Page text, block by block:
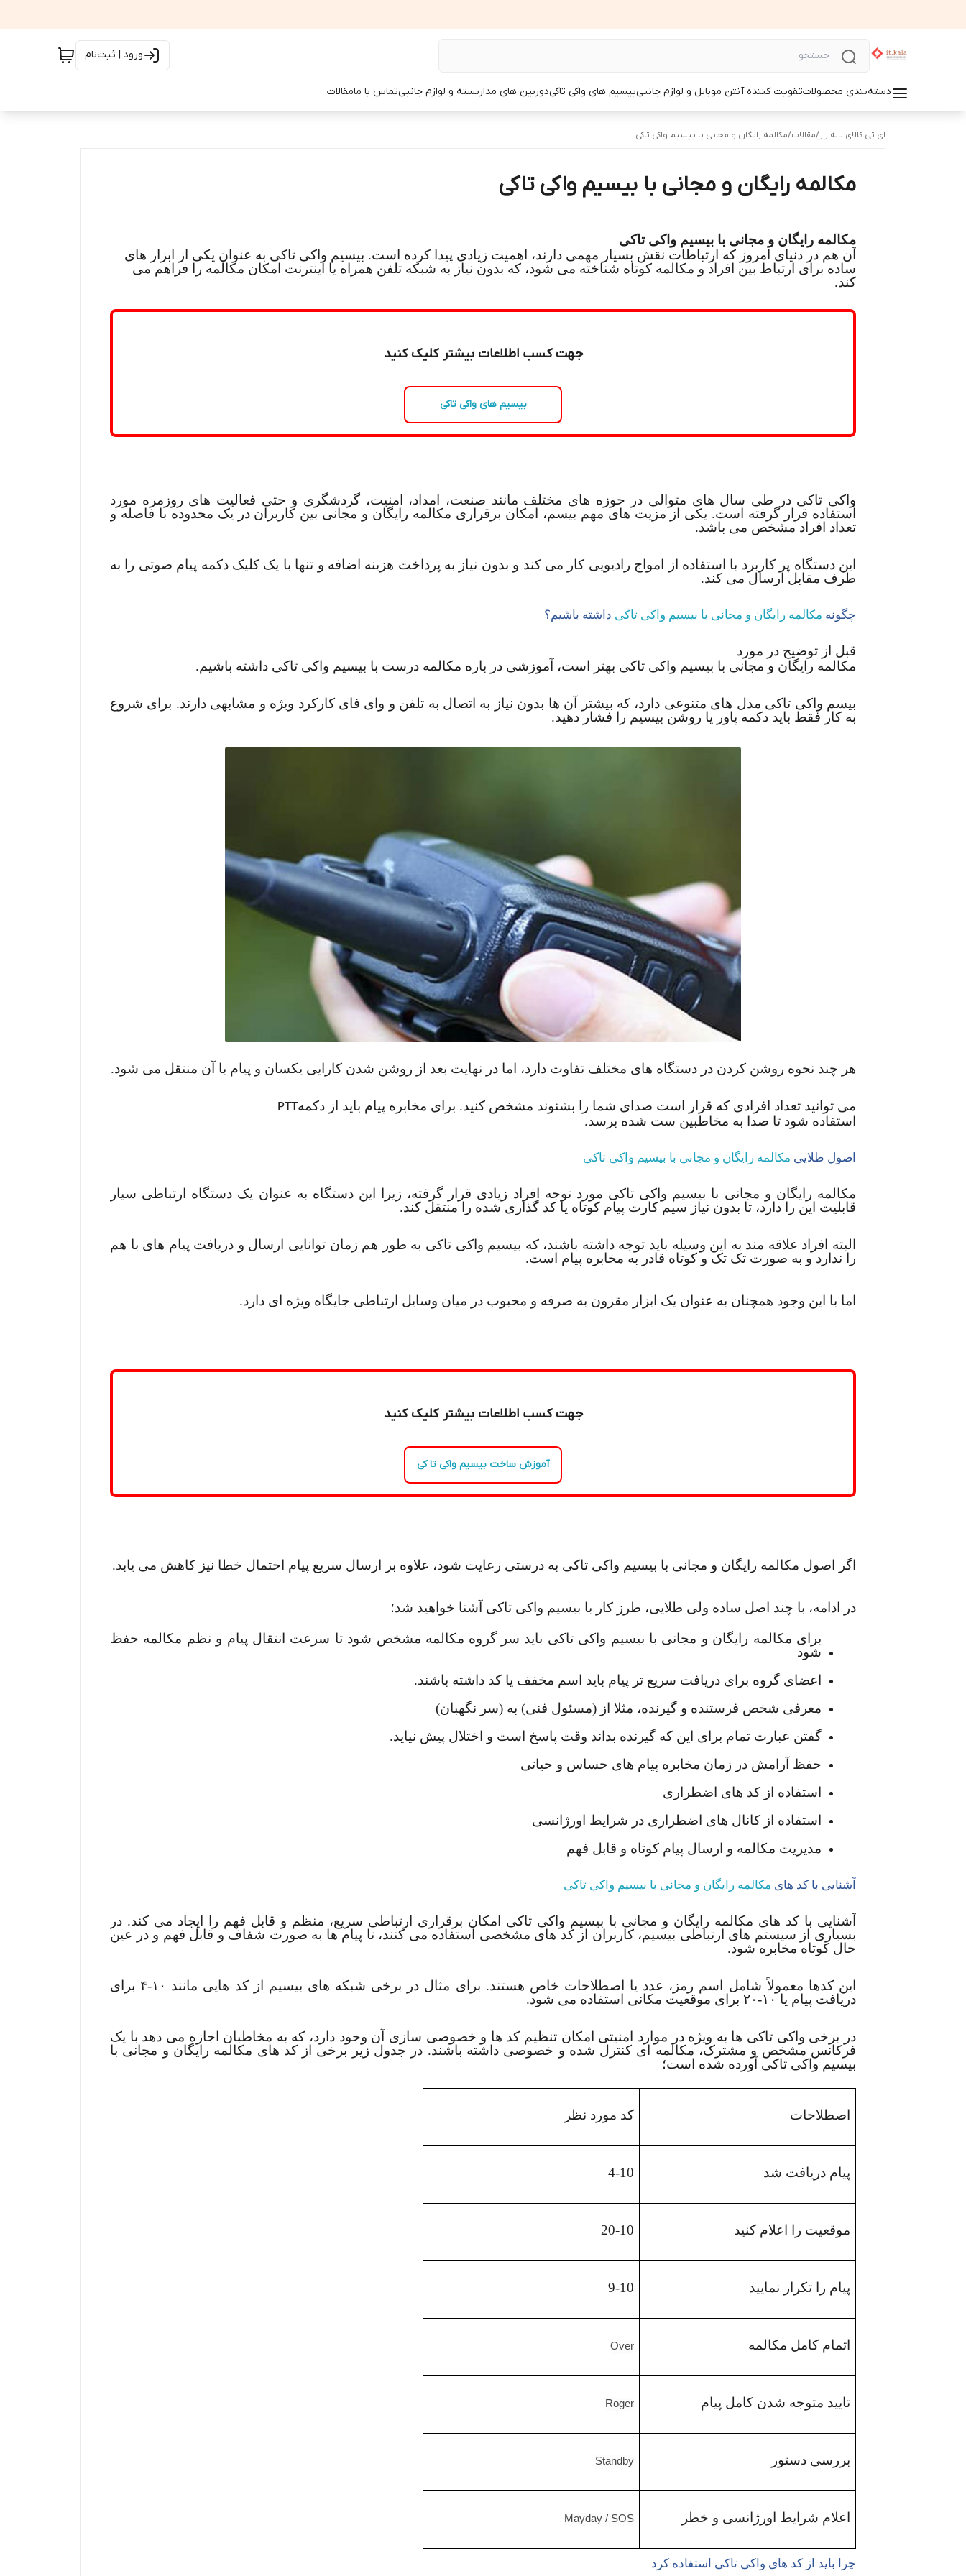
ورود | ثبت‌نام
دسته‌بندی محصولاتتقویت کننده آنتن موبایل و لوازم جانبیبیسیم های واکی تاکیدوربین های مداربسته و لوازم جانبیتماس با مامقالات
ای تی کالای لاله زار/مقالات/مکالمه رایگان و مجانی با بیسیم واکی تاکی
مکالمه رایگان و مجانی با بیسیم واکی تاکی
مکالمه رایگان و مجانی با بیسیم واکی تاکی
آن هم در دنیای امروز که ارتباطات نقش بسیار مهمی دارند، اهمیت زیادی پیدا کرده است. بیسیم واکی تاکی به عنوان یکی از ابزار های
ساده برای ارتباط بین افراد و مکالمه کوتاه شناخته می شود، که بدون نیاز به شبکه تلفن همراه یا اینترنت امکان مکالمه را فراهم می
کند.
جهت کسب اطلاعات بیشتر کلیک کنید
بیسیم های واکی تاکی
واکی تاکی در طی سال های متوالی در حوزه های مختلف مانند صنعت، امداد، امنیت، گردشگری و حتی فعالیت های روزمره مورد
استفاده قرار گرفته است. یکی از مزیت های مهم بیسم، امکان برقراری مکالمه رایگان و مجانی بین کاربران در یک محدوده با فاصله و
تعداد افراد مشخص می باشد.
این دستگاه پر کاربرد با استفاده از امواج رادیویی کار می کند و بدون نیاز به پرداخت هزینه اضافه و تنها با یک کلیک دکمه پیام صوتی را به
طرف مقابل ارسال می کند.
چگونه مکالمه رایگان و مجانی با بیسیم واکی تاکی داشته باشیم؟
قبل از توضیح در مورد
مکالمه رایگان و مجانی با بیسیم واکی تاکی بهتر است، آموزشی در باره مکالمه درست با بیسیم واکی تاکی داشته باشیم.
بیسم واکی تاکی مدل های متنوعی دارد، که بیشتر آن ها بدون نیاز به اتصال به تلفن و وای فای کارکرد ویژه و مشابهی دارند. برای شروع
به کار فقط باید دکمه پاور یا روشن بیسیم را فشار دهید.
هر چند نحوه روشن کردن در دستگاه های مختلف تفاوت دارد، اما در نهایت بعد از روشن شدن کارایی یکسان و پیام با آن منتقل می شود.
می توانید تعداد افرادی که قرار است صدای شما را بشنوند مشخص کنید. برای مخابره پیام باید از دکمهPTT
استفاده شود تا صدا به مخاطبین ست شده برسد.
اصول طلایی مکالمه رایگان و مجانی با بیسیم واکی تاکی
مکالمه رایگان و مجانی با بیسیم واکی تاکی مورد توجه افراد زیادی قرار گرفته، زیرا این دستگاه به عنوان یک دستگاه ارتباطی سیار
قابلیت این را دارد، تا بدون نیاز سیم کارت پیام کوتاه یا کد گذاری شده را منتقل کند.
البته افراد علاقه مند به این وسیله باید توجه داشته باشند، که بیسیم واکی تاکی به طور هم زمان توانایی ارسال و دریافت پیام های با هم
را ندارد و به صورت تک تک و کوتاه قادر به مخابره پیام است.
اما با این وجود همچنان به عنوان یک ابزار مقرون به صرفه و محبوب در میان وسایل ارتباطی جایگاه ویژه ای دارد.
جهت کسب اطلاعات بیشتر کلیک کنید
آموزش ساخت بیسیم واکی تا کی
اگر اصول مکالمه رایگان و مجانی با بیسیم واکی تاکی به درستی رعایت شود، علاوه بر ارسال سریع پیام احتمال خطا نیز کاهش می یابد.
در ادامه، با چند اصل ساده ولی طلایی، طرز کار با بیسیم واکی تاکی آشنا خواهید شد؛
برای مکالمه رایگان و مجانی با بیسیم واکی تاکی باید سر گروه مکالمه مشخص شود تا سرعت انتقال پیام و نظم مکالمه حفظ
شود
اعضای گروه برای دریافت سریع تر پیام باید اسم مخفف یا کد داشته باشند.
معرفی شخص فرستنده و گیرنده، مثلا از (مسئول فنی) به (سر نگهبان)
گفتن عبارت تمام برای این که گیرنده بداند وقت پاسخ است و اختلال پیش نیاید.
حفظ آرامش در زمان مخابره پیام های حساس و حیاتی
استفاده از کد های اضطراری
استفاده از کانال های اضطراری در شرایط اورژانسی
مدیریت مکالمه و ارسال پیام کوتاه و قابل فهم
آشنایی با کد های مکالمه رایگان و مجانی با بیسیم واکی تاکی
آشنایی با کد های مکالمه رایگان و مجانی با بیسیم واکی تاکی امکان برقراری ارتباطی سریع، منظم و قابل فهم را ایجاد می کند. در
بسیاری از سیستم های ارتباطی بیسیم، کاربران از کد های مشخصی استفاده می کنند، تا پیام ها به صورت شفاف و قابل فهم و در عین
حال کوتاه مخابره شود.
این کدها معمولاً شامل اسم رمز، عدد یا اصطلاحات خاص هستند. برای مثال در برخی شبکه های بیسیم از کد هایی مانند ۱۰-۴ برای
دریافت پیام یا ۱۰-۲۰ برای موقعیت مکانی استفاده می شود.
در برخی واکی تاکی ها به ویژه در موارد امنیتی امکان تنظیم کد ها و خصوصی سازی آن وجود دارد، که به مخاطبان اجازه می دهد با یک
فرکانس مشخص و مشترک، مکالمه ای کنترل شده و خصوصی داشته باشند. در جدول زیر برخی از کد های مکالمه رایگان و مجانی با
بیسیم واکی تاکی آورده شده است؛
اصطلاحات کد مورد نظر
پیام دریافت شد 4-10
موقعیت را اعلام کنید 20-10
پیام را تکرار نمایید 9-10
اتمام کامل مکالمه Over
تایید متوجه شدن کامل پیام Roger
بررسی دستور Standby
اعلام شرایط اورژانسی و خطر Mayday / SOS
چرا باید از کد های واکی تاکی استفاده کرد